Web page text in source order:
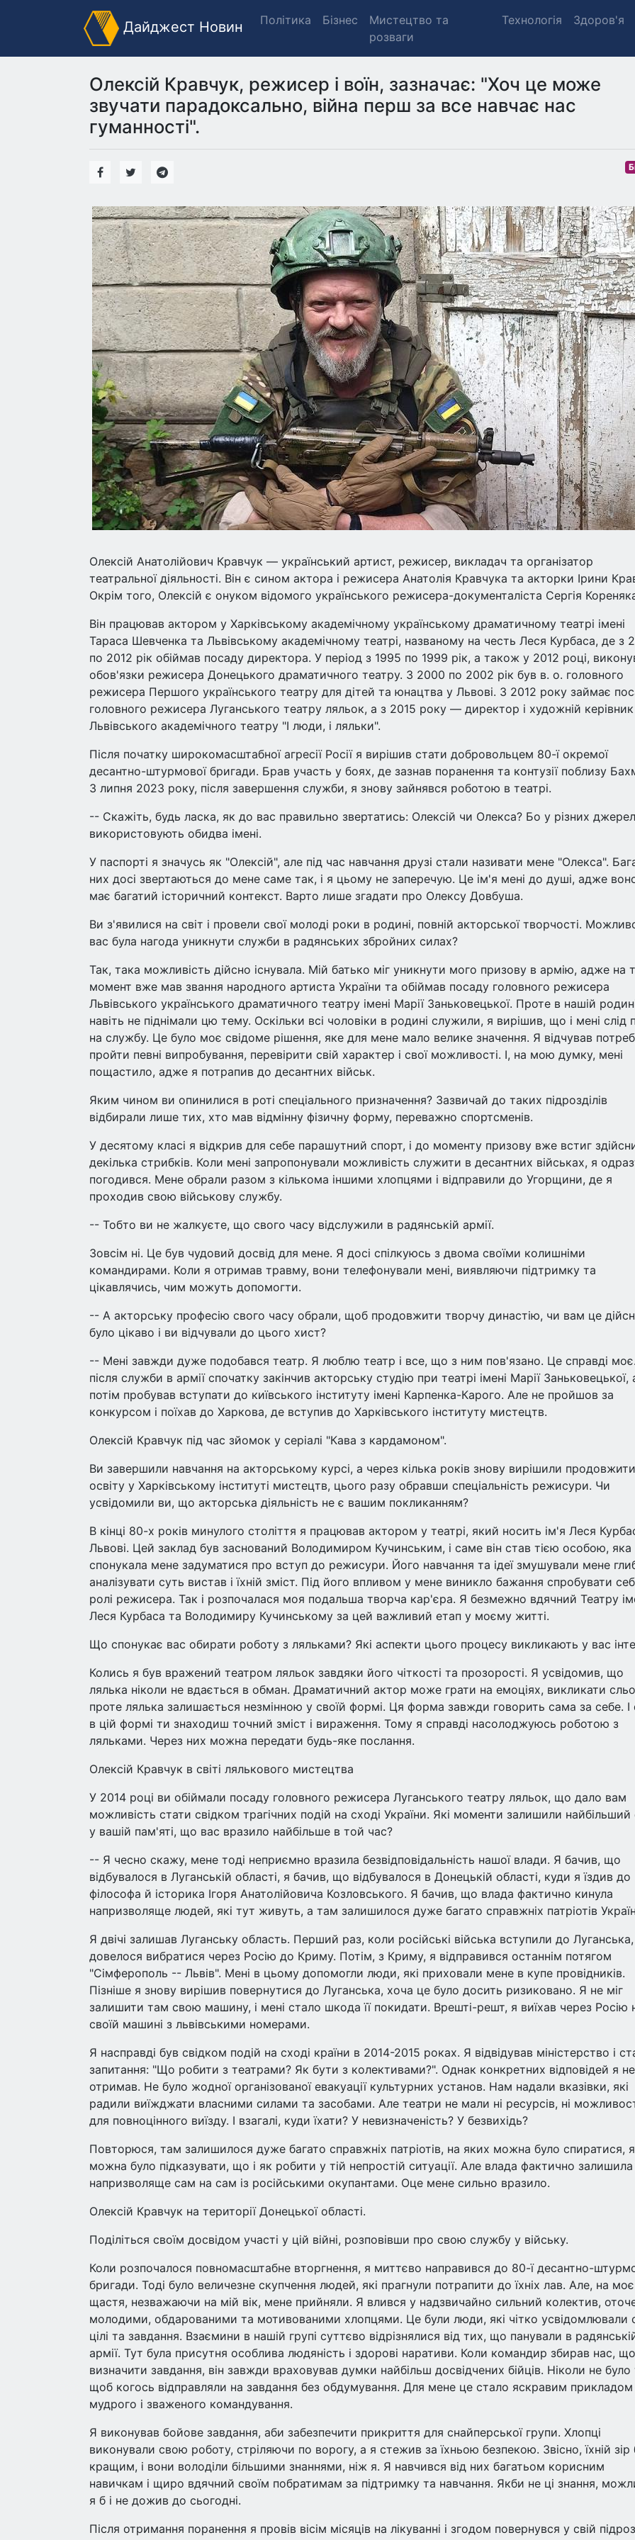
Дайджест Новин Політика Бізнес
Мистецтво та
розваги
Технологія Здоров'я
Олексій Кравчук, режисер і воїн, зазначає: "Хоч це може
звучати парадоксально, війна перш за все навчає нас
гуманності".
Олексій Анатолійович Кравчук — український артист, режисер, викладач та організатор
театральної діяльності. Він є сином актора і режисера Анатолія Кравчука та акторки Ірини
Окрім того, Олексій є онуком відомого українського режисера-документаліста Сергія
Він працював актором у Харківському академічному українському драматичному театрі імені
Тараса Шевченка та Львівському академічному театрі, названому на честь Леся Курбаса, де з
по 2012 рік обіймав посаду директора. У період з 1995 по 1999 рік, а також у 2012 році,
обов'язки режисера Донецького драматичного театру. З 2000 по 2002 рік був в. о. головного
режисера Першого українського театру для дітей та юнацтва у Львові. З 2012 року займає
головного режисера Луганського театру ляльок, а з 2015 року — директор і художній керівник
Львівського академічного театру "І люди, і ляльки".
Після початку широкомасштабної агресії Росії я вирішив стати добровольцем 80-ї окремої
десантно-штурмової бригади. Брав участь у боях, де зазнав поранення та контузії поблизу
З липня 2023 року, після завершення служби, я знову зайнявся роботою в театрі.
-- Скажіть, будь ласка, як до вас правильно звертатись: Олексій чи Олекса? Бо у різних
використовують обидва імені.
У паспорті я значусь як "Олексій", але під час навчання друзі стали називати мене "Олекса".
них досі звертаються до мене саме так, і я цьому не заперечую. Це ім'я мені до душі, адже
має багатий історичний контекст. Варто лише згадати про Олексу Довбуша.
Ви з'явилися на світ і провели свої молоді роки в родині, повній акторської творчості.
вас була нагода уникнути служби в радянських збройних силах?
Так, така можливість дійсно існувала. Мій батько міг уникнути мого призову в армію, адже на
момент вже мав звання народного артиста України та обіймав посаду головного режисера
Львівського українського драматичного театру імені Марії Заньковецької. Проте в нашій
навіть не піднімали цю тему. Оскільки всі чоловіки в родині служили, я вирішив, що і мені слід
на службу. Це було моє свідоме рішення, яке для мене мало велике значення. Я відчував
пройти певні випробування, перевірити свій характер і свої можливості. І, на мою думку, мені
пощастило, адже я потрапив до десантних військ.
Яким чином ви опинилися в роті спеціального призначення? Зазвичай до таких підрозділів
відбирали лише тих, хто мав відмінну фізичну форму, переважно спортсменів.
У десятому класі я відкрив для себе парашутний спорт, і до моменту призову вже встиг
декілька стрибків. Коли мені запропонували можливість служити в десантних військах, я
погодився. Мене обрали разом з кількома іншими хлопцями і відправили до Угорщини, де я
проходив свою військову службу.
-- Тобто ви не жалкуєте, що свого часу відслужили в радянській армії.
Зовсім ні. Це був чудовий досвід для мене. Я досі спілкуюсь з двома своїми колишніми
командирами. Коли я отримав травму, вони телефонували мені, виявляючи підтримку та
цікавлячись, чим можуть допомогти.
-- А акторську професію свого часу обрали, щоб продовжити творчу династію, чи вам це
було цікаво і ви відчували до цього хист?
-- Мені завжди дуже подобався театр. Я люблю театр і все, що з ним пов'язано. Це справді
після служби в армії спочатку закінчив акторську студію при театрі імені Марії Заньковецької,
потім пробував вступати до київського інституту імені Карпенка-Карого. Але не пройшов за
конкурсом і поїхав до Харкова, де вступив до Харківського інституту мистецтв.
Олексій Кравчук під час зйомок у серіалі "Кава з кардамоном".
Ви завершили навчання на акторському курсі, а через кілька років знову вирішили продовжити
освіту у Харківському інституті мистецтв, цього разу обравши спеціальність режисури. Чи
усвідомили ви, що акторська діяльність не є вашим покликанням?
В кінці 80-х років минулого століття я працював актором у театрі, який носить ім'я Леся
Львові. Цей заклад був заснований Володимиром Кучинським, і саме він став тією особою, яка
спонукала мене задуматися про вступ до режисури. Його навчання та ідеї змушували мене
аналізувати суть вистав і їхній зміст. Під його впливом у мене виникло бажання спробувати
ролі режисера. Так і розпочалася моя подальша творча кар'єра. Я безмежно вдячний Театру
Леся Курбаса та Володимиру Кучинському за цей важливий етап у моєму житті.
Що спонукає вас обирати роботу з ляльками? Які аспекти цього процесу викликають у вас
Колись я був вражений театром ляльок завдяки його чіткості та прозорості. Я усвідомив, що
лялька ніколи не вдається в обман. Драматичний актор може грати на емоціях, викликати
проте лялька залишається незмінною у своїй формі. Ця форма завжди говорить сама за себе. І
в цій формі ти знаходиш точний зміст і вираження. Тому я справді насолоджуюсь роботою з
ляльками. Через них можна передати будь-яке послання.
Олексій Кравчук в світі лялькового мистецтва
У 2014 році ви обіймали посаду головного режисера Луганського театру ляльок, що дало вам
можливість стати свідком трагічних подій на сході України. Які моменти залишили найбільший
у вашій пам'яті, що вас вразило найбільше в той час?
-- Я чесно скажу, мене тоді неприємно вразила безвідповідальність нашої влади. Я бачив, що
відбувалося в Луганській області, я бачив, що відбувалося в Донецькій області, куди я їздив до
філософа й історика Ігоря Анатолійовича Козловського. Я бачив, що влада фактично кинула
напризволяще людей, які тут живуть, а там залишилося дуже багато справжніх патріотів
Я двічі залишав Луганську область. Перший раз, коли російські війська вступили до Луганська,
довелося вибратися через Росію до Криму. Потім, з Криму, я відправився останнім потягом
"Сімферополь -- Львів". Мені в цьому допомогли люди, які приховали мене в купе провідників.
Пізніше я знову вирішив повернутися до Луганська, хоча це було досить ризиковано. Я не міг
залишити там свою машину, і мені стало шкода її покидати. Врешті-решт, я виїхав через Росію
своїй машині з львівськими номерами.
Я насправді був свідком подій на сході країни в 2014-2015 роках. Я відвідував міністерство і
запитання: "Що робити з театрами? Як бути з колективами?". Однак конкретних відповідей я не
отримав. Не було жодної організованої евакуації культурних установ. Нам надали вказівки, які
радили виїжджати власними силами та засобами. Але театри не мали ні ресурсів, ні
для повноцінного виїзду. І взагалі, куди їхати? У невизначеність? У безвихідь?
Повторюся, там залишилося дуже багато справжніх патріотів, на яких можна було спиратися,
можна було підказувати, що і як робити у тій непростій ситуації. Але влада фактично залишила
напризволяще сам на сам із російськими окупантами. Оце мене сильно вразило.
Олексій Кравчук на території Донецької області.
Поділіться своїм досвідом участі у цій війні, розповівши про свою службу у війську.
Коли розпочалося повномасштабне вторгнення, я миттєво направився до 80-ї десантно-
бригади. Тоді було величезне скупчення людей, які прагнули потрапити до їхніх лав. Але, на моє
щастя, незважаючи на мій вік, мене прийняли. Я влився у надзвичайно сильний колектив,
молодими, обдарованими та мотивованими хлопцями. Це були люди, які чітко усвідомлювали
цілі та завдання. Взаємини в нашій групі суттєво відрізнялися від тих, що панували в
армії. Тут була присутня особлива людяність і здорові наративи. Коли командир збирав нас,
визначити завдання, він завжди враховував думки найбільш досвідчених бійців. Ніколи не було
щоб когось відправляли на завдання без обдумування. Для мене це стало яскравим прикладом
мудрого і зваженого командування.
Я виконував бойове завдання, аби забезпечити прикриття для снайперської групи. Хлопці
виконували свою роботу, стріляючи по ворогу, а я стежив за їхньою безпекою. Звісно, їхній зір
кращим, і вони володіли більшими знаннями, ніж я. Я навчився від них багатьом корисним
навичкам і щиро вдячний своїм побратимам за підтримку та навчання. Якби не ці знання,
я б і не дожив до сьогодні.
Після отримання поранення я провів вісім місяців на лікуванні і згодом повернувся у свій